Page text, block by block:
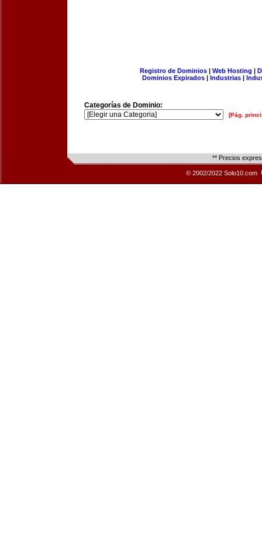
Registro de Dominios| Web Hosting |
Dominios Expirados | Industrias |
Categorías de Dominio:
[Pág.
** Precios
© 2002/2022 Solo10.com